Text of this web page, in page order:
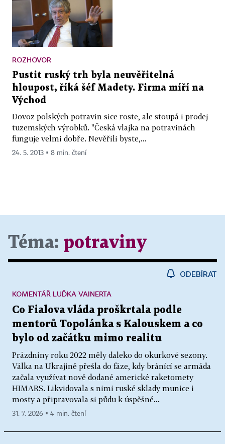
ROZHOVOR
Pustit ruský trh byla neuvěřitelná
hloupost, říká šéf Madety. Firma míří na
Východ
Dovoz polských potravin sice roste, ale stoupá i prodej
tuzemských výrobků. "Česká vlajka na potravinách
funguje velmi dobře. Nevěřili byste,...
24. 5. 2013 ▪ 8 min. čtení
Téma: potraviny
ODEBÍRAT
Co Fialova vláda proškrtala podle
mentorů Topolánka s Kalouskem a co
bylo od začátku mimo realitu
Prázdniny roku 2022 měly daleko do okurkové sezony.
Válka na Ukrajině přešla do fáze, kdy bránící se armáda
začala využívat nově dodané americké raketomety
HIMARS. Likvidovala s nimi ruské sklady munice i
mosty a připravovala si půdu k úspěšné...
KOMENTÁŘ LUĎKA VAINERTA
31. 7. 2026 ▪ 4 min. čtení